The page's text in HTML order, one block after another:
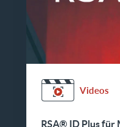
Videos
RSA® ID Plus für